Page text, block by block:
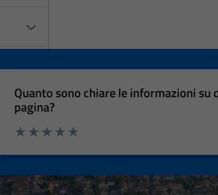
Quanto sono chiare le informazioni su
pagina?